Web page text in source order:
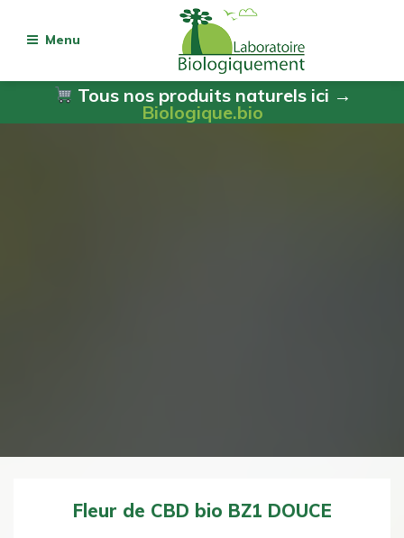
Tous nos produits naturels ici →
Biologique.bio
Menu
Fleur de CBD bio BZ1 DOUCE